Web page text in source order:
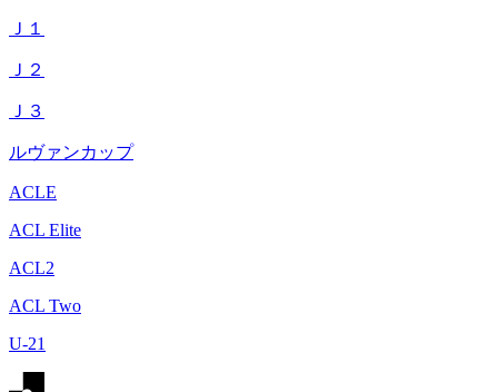
Ｊ１
Ｊ２
Ｊ３
ルヴァンカップ
ACLE
ACL Elite
ACL2
ACL Two
U-21